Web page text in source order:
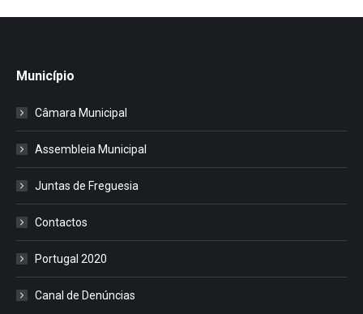
Município
Câmara Municipal
Assembleia Municipal
Juntas de Freguesia
Contactos
Portugal 2020
Canal de Denúncias